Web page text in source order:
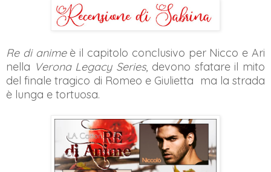
Re di animeè il capitolo conclusivo per Nicco e Ari
nella Verona Legacy Series, devono sfatare il mito
del finale tragico di Romeo e Giulietta ma la strada
è lunga e tortuosa.